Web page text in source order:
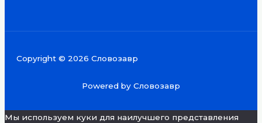
Copyright © 2026 Словозавр
Powered by Словозавр
Мы используем куки для наилучшего представления